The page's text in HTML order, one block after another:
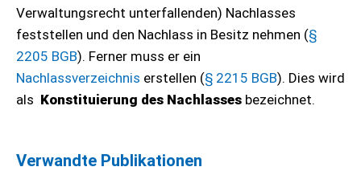
Verwaltungsrecht unterfallenden) Nachlasses
feststellen und den Nachlass in Besitz nehmen (§
2205 BGB). Ferner muss er ein
Nachlassverzeichnis erstellen (§ 2215 BGB). Dies wird
als Konstituierung des Nachlasses bezeichnet.
Verwandte Publikationen